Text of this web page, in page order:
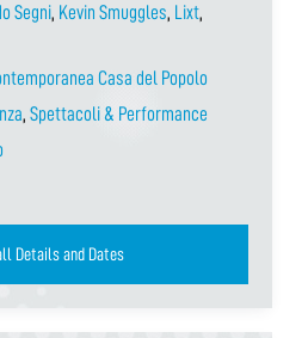
Segni, Kevin Smuggles, Lixt,
Casa del Popolo
, Spettacoli & Performance
Details and Dates